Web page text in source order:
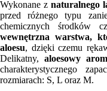
Wykonane znaturalnego
przed różnego typu
chemicznych środków
wewnętrzna warstwa,
aloesu, dzięki czemu
Delikatny, aloesowy
charakterystycznego
rozmiarach: S, L oraz M.